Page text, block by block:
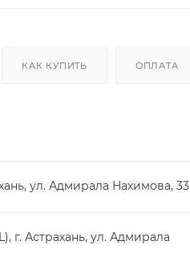
КАК КУПИТЬ ОПЛАТА
ул. Адмирала Нахимова, 33
г. Астрахань, ул. Адмирала